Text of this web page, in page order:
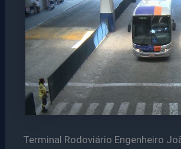
Terminal Rodoviário Engenheiro